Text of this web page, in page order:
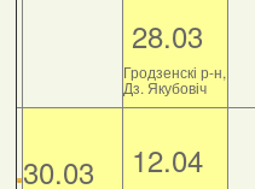
28.03
Гродзенскі р-н,
Дз. Якубовіч
30.03 12.04